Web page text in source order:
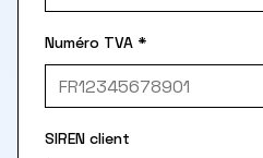
Numéro TVA *
SIREN client